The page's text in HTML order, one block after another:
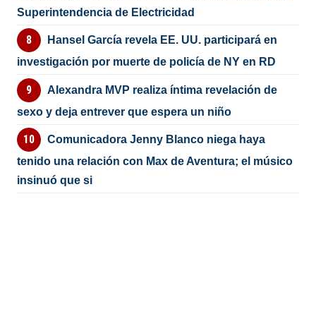
Superintendencia de Electricidad
Hansel García revela EE. UU. participará en
investigación por muerte de policía de NY en RD
Alexandra MVP realiza íntima revelación de
sexo y deja entrever que espera un niño
Comunicadora Jenny Blanco niega haya
tenido una relación con Max de Aventura; el músico
insinuó que si